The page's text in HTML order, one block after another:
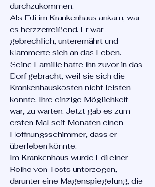
durchzukommen.
Als Edi im Krankenhaus ankam, war
es herzzerreißend. Er war
gebrechlich, unterernährt und
klammerte sich an das Leben.
Seine Familie hatte ihn zuvor in das
Dorf gebracht, weil sie sich die
Krankenhauskosten nicht leisten
konnte. Ihre einzige Möglichkeit
war, zu warten. Jetzt gab es zum
ersten Mal seit Monaten einen
Hoffnungsschimmer, dass er
überleben könnte.
Im Krankenhaus wurde Edi einer
Reihe von Tests unterzogen,
darunter eine Magenspiegelung, die